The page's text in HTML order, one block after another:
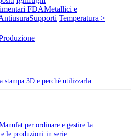
FDAMetallici e
Supporti Temperatura >
stampa 3D e perchè utilizzarla.
per ordinare e gestire la
le produzioni in serie.